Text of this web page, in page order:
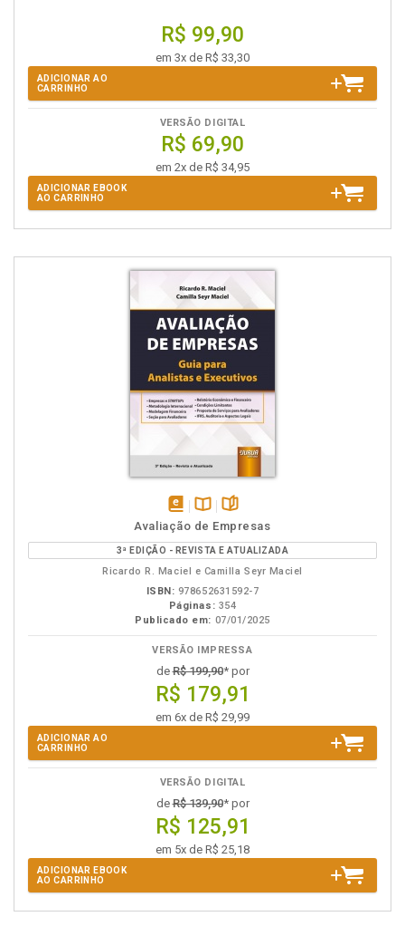
R$ 99,90
em 3x de R$ 33,30
ADICIONAR AO
CARRINHO
VERSÃO DIGITAL
R$ 69,90
em 2x de R$ 34,95
ADICIONAR EBOOK
AO CARRINHO
disponível
em
eBook
Disponível
na
B.V.
páginas
Avaliação de Empresas
3ª EDIÇÃO - REVISTA E ATUALIZADA
Ricardo R. Maciel e Camilla Seyr Maciel
ISBN: 978652631592-7
Páginas: 354
Publicado em: 07/01/2025
VERSÃO IMPRESSA
deR$ 199,90* por
R$ 179,91
em 6x de R$ 29,99
ADICIONAR AO
CARRINHO
VERSÃO DIGITAL
deR$ 139,90* por
R$ 125,91
em 5x de R$ 25,18
ADICIONAR EBOOK
AO CARRINHO